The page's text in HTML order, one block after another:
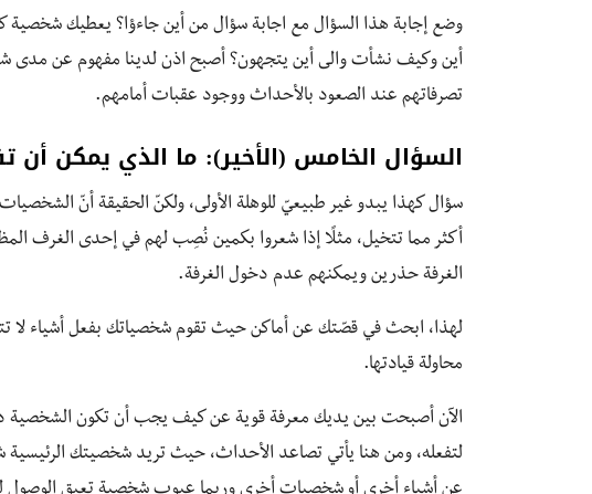
وضع إجابة هذا السؤال مع اجابة سؤال من أين جاءؤا؟ يعطيك شخصية
أين وكيف نشأت والى أين يتجهون؟ أصبح اذن لدينا مفهوم عن مدى
تصرفاتهم عند الصعود بالأحداث ووجود عقبات أمامهم.
السؤال الخامس (الأخير): ما الذي يمكن أن
سؤال كهذا يبدو غير طبيعيّ للوهلة الأولى، ولكنّ الحقيقة أنّ
أكثر مما تتخيل، مثلًا إذا شعروا بكمين نُصِب لهم في إحدى الغرف
الغرفة حذرين ويمكنهم عدم دخول الغرفة.
لهذا، ابحث في قصّتك عن أماكن حيث تقوم شخصياتك بفعل أشياء لا
محاولة قيادتها.
الآن أصبحت بين يديك معرفة قوية عن كيف يجب أن تكون الشخصية
لتفعله، ومن هنا يأتي تصاعد الأحداث، حيث تريد شخصيتك الرئيسية